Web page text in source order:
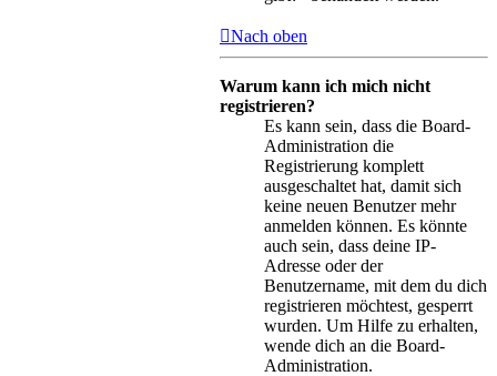
Nach oben
Warum kann ich mich nicht
registrieren?
Es kann sein, dass die Board-
Administration die
Registrierung komplett
ausgeschaltet hat, damit sich
keine neuen Benutzer mehr
anmelden können. Es könnte
auch sein, dass deine IP-
Adresse oder der
Benutzername, mit dem du dich
registrieren möchtest, gesperrt
wurden. Um Hilfe zu erhalten,
wende dich an die Board-
Administration.